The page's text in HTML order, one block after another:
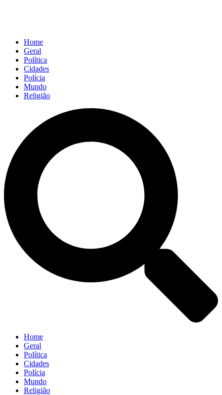
Home
Geral
Política
Cidades
Polícia
Mundo
Religião
Home
Geral
Política
Cidades
Polícia
Mundo
Religião